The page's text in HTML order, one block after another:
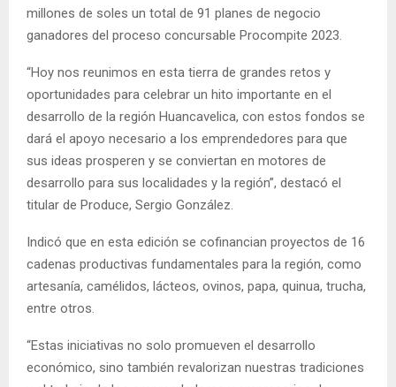
millones de soles un total de 91 planes de negocio
ganadores del proceso concursable Procompite 2023.
“Hoy nos reunimos en esta tierra de grandes retos y
oportunidades para celebrar un hito importante en el
desarrollo de la región Huancavelica, con estos fondos se
dará el apoyo necesario a los emprendedores para que
sus ideas prosperen y se conviertan en motores de
desarrollo para sus localidades y la región”, destacó el
titular de Produce, Sergio González.
Indicó que en esta edición se cofinancian proyectos de 16
cadenas productivas fundamentales para la región, como
artesanía, camélidos, lácteos, ovinos, papa, quinua, trucha,
entre otros.
“Estas iniciativas no solo promueven el desarrollo
económico, sino también revalorizan nuestras tradiciones